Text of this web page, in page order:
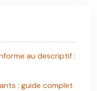
au descriptif :
: guide complet